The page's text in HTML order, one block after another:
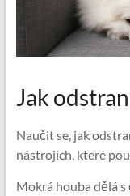
Jak
Naučit se, jak
nástrojích, které
Mokrá houba dělá